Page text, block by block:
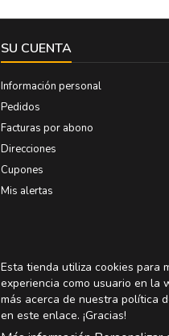
SU CUENTA
Información personal
Pedidos
Facturas por abono
Direcciones
Cupones
Mis alertas
Esta tienda utiliza cookies para
experiencia como usuario en la
más acerca de nuestra política
en este enlace. ¡Gracias!